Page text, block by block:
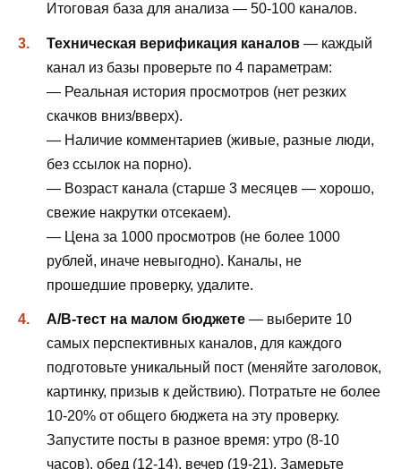
Итоговая база для анализа — 50-100 каналов.
Техническая верификация каналов — каждый
канал из базы проверьте по 4 параметрам:
— Реальная история просмотров (нет резких
скачков вниз/вверх).
— Наличие комментариев (живые, разные люди,
без ссылок на порно).
— Возраст канала (старше 3 месяцев — хорошо,
свежие накрутки отсекаем).
— Цена за 1000 просмотров (не более 1000
рублей, иначе невыгодно). Каналы, не
прошедшие проверку, удалите.
A/B-тест на малом бюджете — выберите 10
самых перспективных каналов, для каждого
подготовьте уникальный пост (меняйте заголовок,
картинку, призыв к действию). Потратьте не более
10-20% от общего бюджета на эту проверку.
Запустите посты в разное время: утро (8-10
часов), обед (12-14), вечер (19-21). Замерьте